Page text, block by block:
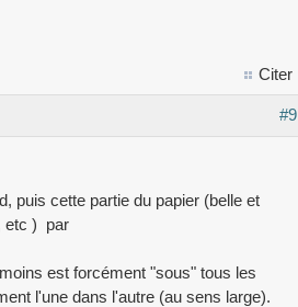
Citer
#9
puis cette partie du papier (belle et
etc ) par
est forcément "sous" tous les
l'une dans l'autre (au sens large).